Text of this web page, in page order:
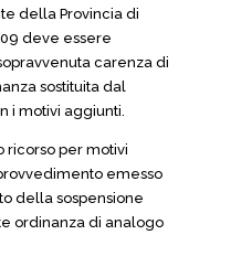
della Provincia di
deve essere
carenza di
sostituita dal
i motivi aggiunti.
ricorso per motivi
emesso
della sospensione
ordinanza di analogo